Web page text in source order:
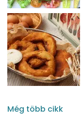
Még több cikk